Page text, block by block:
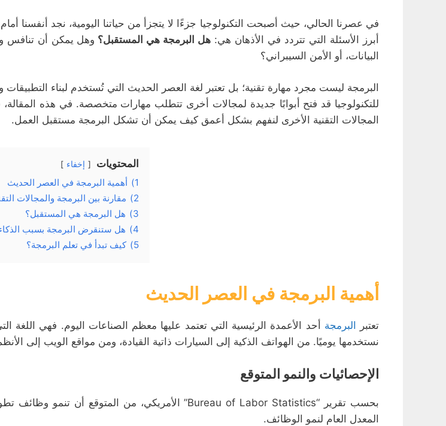
في عصرنا الحالي، حيث أصبحت التكنولوجيا جزءًا لا يتجزأ من حياتنا اليومية، نجد
أبرز الأسئلة التي تتردد في الأذهان هي: هل البرمجة هي المستقبل؟ وهل يمكن أن تنافس
البيانات، أو الأمن السيبراني؟
البرمجة ليست مجرد مهارة تقنية؛ بل تعتبر لغة العصر الحديث التي تُستخدم لبناء التطبيقات
للتكنولوجيا قد فتح أبوابًا جديدة لمجالات أخرى تتطلب مهارات متخصصة. في هذه
المجالات التقنية الأخرى لنفهم بشكل أعمق كيف يمكن أن تشكل البرمجة مستقبل العمل.
المحتويات إخفاء
1)
أهمية البرمجة في العصر الحديث
2)
مقارنة بين البرمجة والمجالات
3)
هل البرمجة هي المستقبل؟
4)
هل ستنقرض البرمجة بسبب
5)
كيف تبدأ في تعلم البرمجة؟
أهمية البرمجة في العصر الحديث
تعتبر البرمجة أحد الأعمدة الرئيسية التي تعتمد عليها معظم الصناعات اليوم. فهي اللغة
نستخدمها يوميًا. من الهواتف الذكية إلى السيارات ذاتية القيادة، ومن مواقع الويب إلى
الإحصائيات والنمو المتوقع
بحسب تقرير “Bureau of Labor Statistics” الأمريكي، من المتوقع أن تنمو وظائف تطوير البرمجيات بنسبة تفوق
المعدل العام لنمو الوظائف.